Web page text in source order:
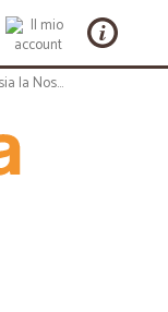
Lurisia la Nostra Aranciata bottiglia vap 275 ml